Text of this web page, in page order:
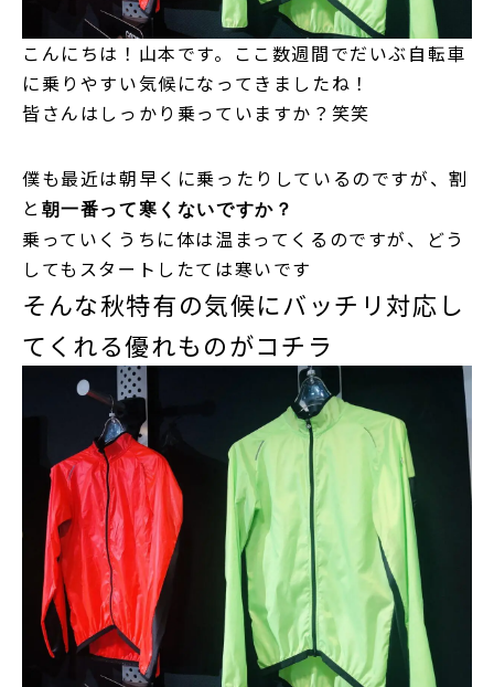
こんにちは！山本です。ここ数週間でだいぶ自転車
に乗りやすい気候になってきましたね！
皆さんはしっかり乗っていますか？笑笑
僕も最近は朝早くに乗ったりしているのですが、割
と 朝一番って寒くないですか？
乗っていくうちに体は温まってくるのですが、どう
してもスタートしたては寒いです
そんな秋特有の気候にバッチリ対応し
てくれる優れものがコチラ